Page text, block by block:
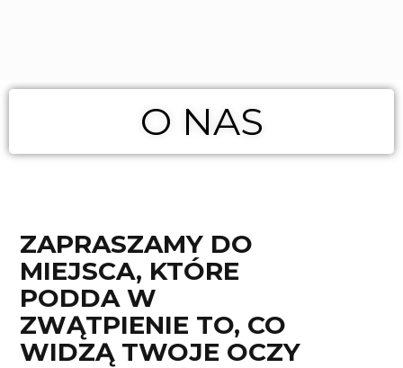
O NAS
ZAPRASZAMY DO
MIEJSCA, KTÓRE
PODDA W
ZWĄTPIENIE TO, CO
WIDZĄ TWOJE OCZY